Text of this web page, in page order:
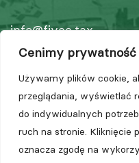
Cenimy
Używamy plików cookie,
przeglądania, wyświetlać
do indywidualnych
ruch na stronie. Kliknięcie
oznacza zgodę na
info@fivee.tax
www.5e.tax
Polityka prywatności
Świadczenia Usług